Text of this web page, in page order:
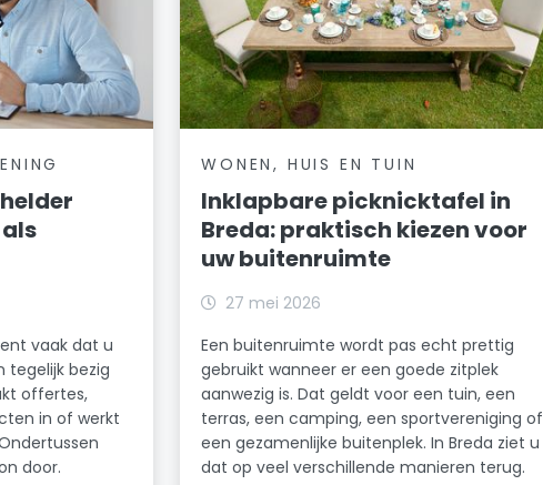
vaak dat u
tegelijk bezig
offertes,
in of werkt
door.
WONEN, HUIS EN TUIN
Inklapbare picknicktafel in
Breda: praktisch kiezen voor
uw buitenruimte
27 mei 2026
Een buitenruimte wordt pas echt prettig
gebruikt wanneer er een goede zitplek
aanwezig is. Dat geldt voor een tuin, een
terras, een camping, een sportvereniging of
een gezamenlijke buitenplek. In Breda ziet u
dat op veel verschillende manieren terug.